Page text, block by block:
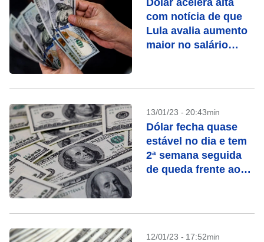
Dólar acelera alta
com notícia de que
Lula avalia aumento
maior no salário
13/01/23 - 20:43min
Dólar fecha quase
estável no dia e tem
2ª semana seguida
de queda frente ao
12/01/23 - 17:52min